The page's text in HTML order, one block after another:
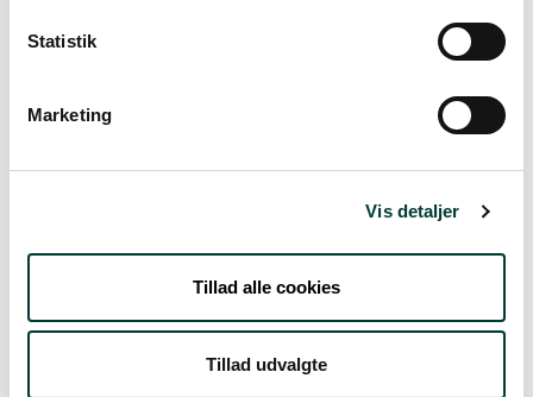
Statistik
Marketing
Vis detaljer
Tillad alle cookies
Tillad udvalgte
19°13°
Fre. 7.aug.
Lør. 8.aug.
19°10° skydække